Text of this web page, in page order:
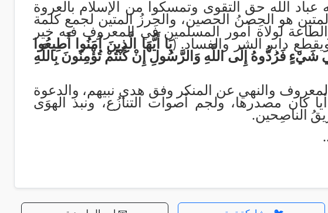
عباد الله حق التقوى وتمسكوا من الإسلام بالعروة
هو الحِصنُ الحصين، والحِرزُ المتين لجمع كلمة
لولاة أمور المسلمين في المعروف فيه خير
ويقطع دابر الشر والفساد. )يَا أَيُّهَا الَّذِينَ آمَنُوا أَطِيعُوا
شَيْءٍ فَرُدُّوهُ إِلَى اللَّهِ وَالرَّسُولِ إِنْ كُنْتُمْ تُؤْمِنُونَ بِاللَّهِ
والنهي عن المنكر وفق هدي نبيهم، والدعوة
كان مصدرها، ولجم أصوات التنازُع، ونبذ الهوَى
الناصِحين.